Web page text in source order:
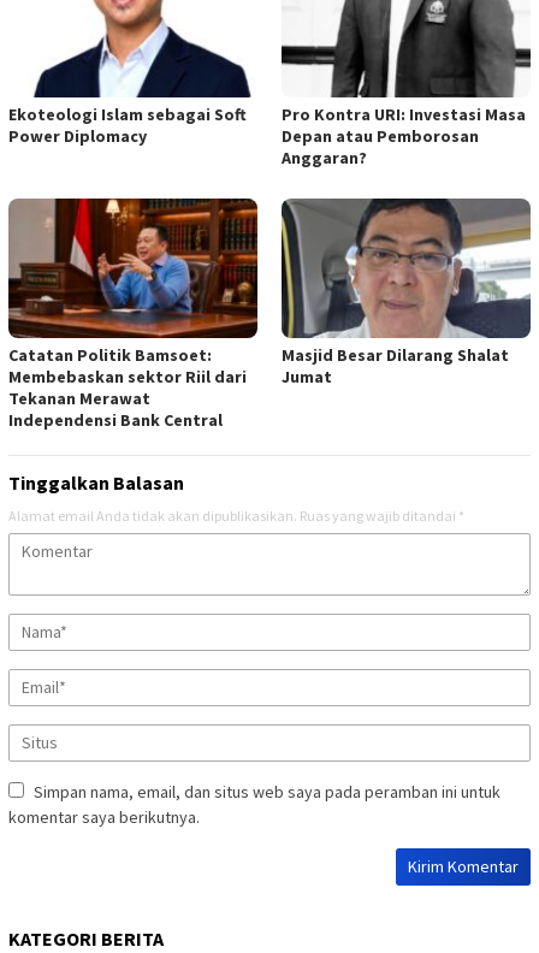
Ekoteologi Islam sebagai Soft
Power Diplomacy
Pro Kontra URI: Investasi Masa
Depan atau Pemborosan
Anggaran?
Catatan Politik Bamsoet:
Membebaskan sektor Riil dari
Tekanan Merawat
Independensi Bank Central
Masjid Besar Dilarang Shalat
Jumat
Tinggalkan Balasan
Alamat email Anda tidak akan dipublikasikan. Ruas yang wajib ditandai *
Simpan nama, email, dan situs web saya pada peramban ini untuk
komentar saya berikutnya.
KATEGORI BERITA